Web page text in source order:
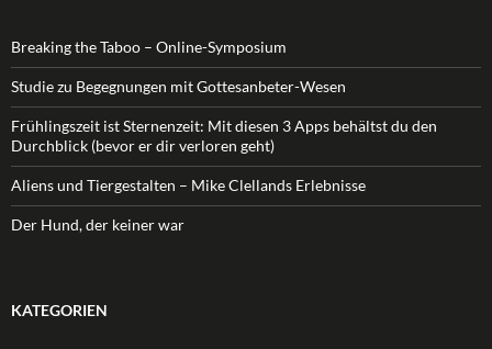
Breaking the Taboo – Online-Symposium
Studie zu Begegnungen mit Gottesanbeter-Wesen
Frühlingszeit ist Sternenzeit: Mit diesen 3 Apps behältst du den
Durchblick (bevor er dir verloren geht)
Aliens und Tiergestalten – Mike Clellands Erlebnisse
Der Hund, der keiner war
KATEGORIEN